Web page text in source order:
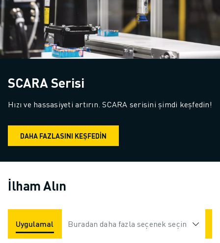
SCARA Serisi
Hızı ve hassasiyeti artırın. SCARA serisini şimdi keşfedin!
DAHA FAZLASINI KEŞFEDİN
İlham Alın
Uygulamalar Endüstriler
Buradan daha fazla seçenek seçin